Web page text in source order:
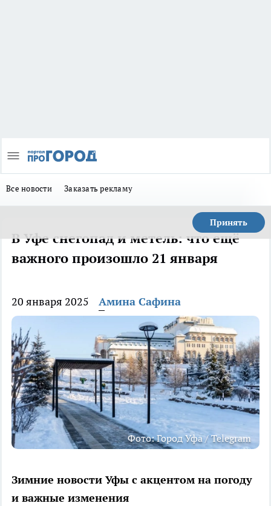
Все новости Заказать рекламу
Принять
В Уфе снегопад и метель: что ещё
важного произошло 21 января
20 января 2025 Амина Сафина
Фото: Город Уфа / Telegram
Зимние новости Уфы с акцентом на погоду
и важные изменения